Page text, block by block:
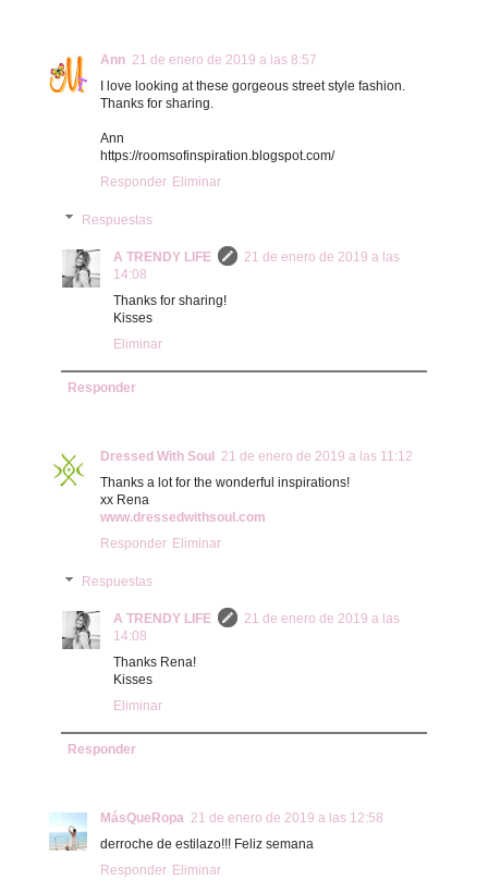
Ann 21 de enero de 2019 a las 8:57
I love looking at these gorgeous street style fashion.
Thanks for sharing.
Ann
https://roomsofinspiration.blogspot.com/
Responder Eliminar
Respuestas
A TRENDY LIFE
21 de enero de 2019 a las
14:08
Thanks for sharing!
Kisses
Eliminar
Responder
Dressed With Soul
21 de enero de 2019 a las 11:12
Thanks a lot for the wonderful inspirations!
xx Rena
www.dressedwithsoul.com
Responder Eliminar
Respuestas
A TRENDY LIFE
21 de enero de 2019 a las
14:08
Thanks Rena!
Kisses
Eliminar
Responder
MásQueRopa 21 de enero de 2019 a las 12:58
derroche de estilazo!!! Feliz semana
Responder Eliminar